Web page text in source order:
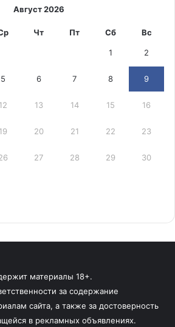
Август 2026
Чт Пт Сб Вс
1 2
5 6 7 8 9
12 13 14 15 16
19 20 21 22 23
27 28 29 30
материалы 18+.
за содержание
сайта, а также за достоверность
в рекламных объявлениях.